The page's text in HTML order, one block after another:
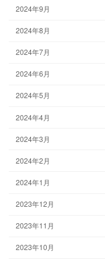
2024年9月
2024年8月
2024年7月
2024年6月
2024年5月
2024年4月
2024年3月
2024年2月
2024年1月
2023年12月
2023年11月
2023年10月